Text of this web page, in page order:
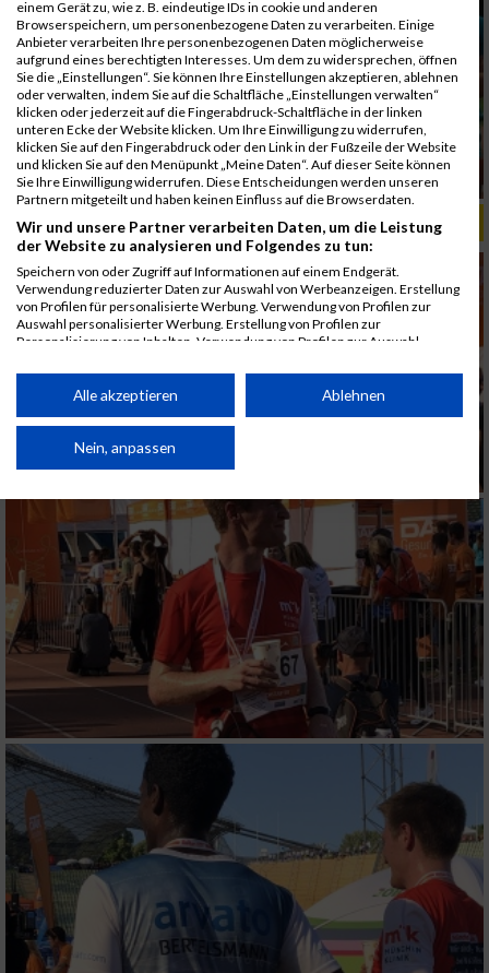
ALBUM B2RUN MÜNCHEN, B2RUN / 16.07.2019
einem Gerät zu, wie z. B. eindeutige IDs in cookie und anderen
Browserspeichern, um personenbezogene Daten zu verarbeiten. Einige
Anbieter verarbeiten Ihre personenbezogenen Daten möglicherweise
aufgrund eines berechtigten Interesses. Um dem zu widersprechen, öffnen
Sie die „Einstellungen“. Sie können Ihre Einstellungen akzeptieren, ablehnen
oder verwalten, indem Sie auf die Schaltfläche „Einstellungen verwalten“
klicken oder jederzeit auf die Fingerabdruck-Schaltfläche in der linken
unteren Ecke der Website klicken. Um Ihre Einwilligung zu widerrufen,
klicken Sie auf den Fingerabdruck oder den Link in der Fußzeile der Website
und klicken Sie auf den Menüpunkt „Meine Daten“. Auf dieser Seite können
Sie Ihre Einwilligung widerrufen. Diese Entscheidungen werden unseren
Partnern mitgeteilt und haben keinen Einfluss auf die Browserdaten.
Wir und unsere Partner verarbeiten Daten, um die Leistung
der Website zu analysieren und Folgendes zu tun:
Speichern von oder Zugriff auf Informationen auf einem Endgerät.
Verwendung reduzierter Daten zur Auswahl von Werbeanzeigen. Erstellung
von Profilen für personalisierte Werbung. Verwendung von Profilen zur
Auswahl personalisierter Werbung. Erstellung von Profilen zur
Personalisierung von Inhalten. Verwendung von Profilen zur Auswahl
Performance von Inhalten. Analyse von Zielgruppen durch Statistiken oder
Kombinationen von Daten aus verschiedenen Quellen. Entwicklung und
von Inhalten.
Daten können außerhalb der Europäischen Union weitergegeben und in die
Partnerliste anzeigen (1 IAB-Anbieter)
Wir nutzen Ihre Daten für folgende Zwecke:
IAB-Verarbeitungszwecke:
Speichern von oder Zugriff auf Informationen
auf einem Endgerät
Verwendung reduzierter Daten zur Auswahl
von Werbeanzeigen
Erstellung von Profilen für personalisierte
Werbung
Verwendung von Profilen zur Auswahl
personalisierter Werbung
Erstellung von Profilen zur Personalisierung
von Inhalten
Alle akzeptieren Ablehnen
Nein, anpassen